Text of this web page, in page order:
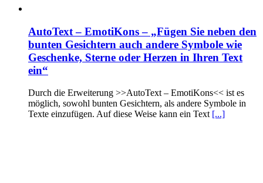
AutoText – EmotiKons – „Fügen Sie neben den
bunten Gesichtern auch andere Symbole wie
Geschenke, Sterne oder Herzen in Ihren Text
ein“
Durch die Erweiterung >>AutoText – EmotiKons<< ist es
möglich, sowohl bunten Gesichtern, als andere Symbole in
Texte einzufügen. Auf diese Weise kann ein Text [...]